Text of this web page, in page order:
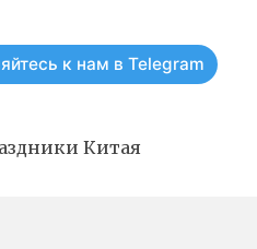
к нам в Telegram